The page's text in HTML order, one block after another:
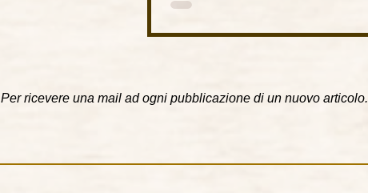
Per ricevere una mail ad ogni pubblicazione di un nuovo articolo.